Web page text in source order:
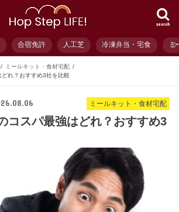
search
合宿免許 人工芝 冷凍弁当・宅食 ミ
ミールキット・食材宅配
れ？おすすめ3社を比較
ミールキット・食材宅配
コスパ最強はどれ？おすすめ3